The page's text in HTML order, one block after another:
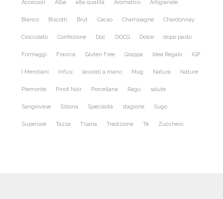
Accessori Alba alta qualità Aromatico Artigianale
Bianco Biscotti Brut Cacao Champagne Chardonnay
Cioccolato Confezione Doc DOCG Dolce dopo pasto
Formaggi Francia Gluten Free Grappa Idea Regalo IGP
I Meridiani Infusi lavorati a mano Mug Natura Nature
Piemonte Pinot Noir Porcellana Ragù salute
Sangiovese Sibona Specialità stagione Sugo
Superiore Tazza Tisana Tradizione Tè Zucchero